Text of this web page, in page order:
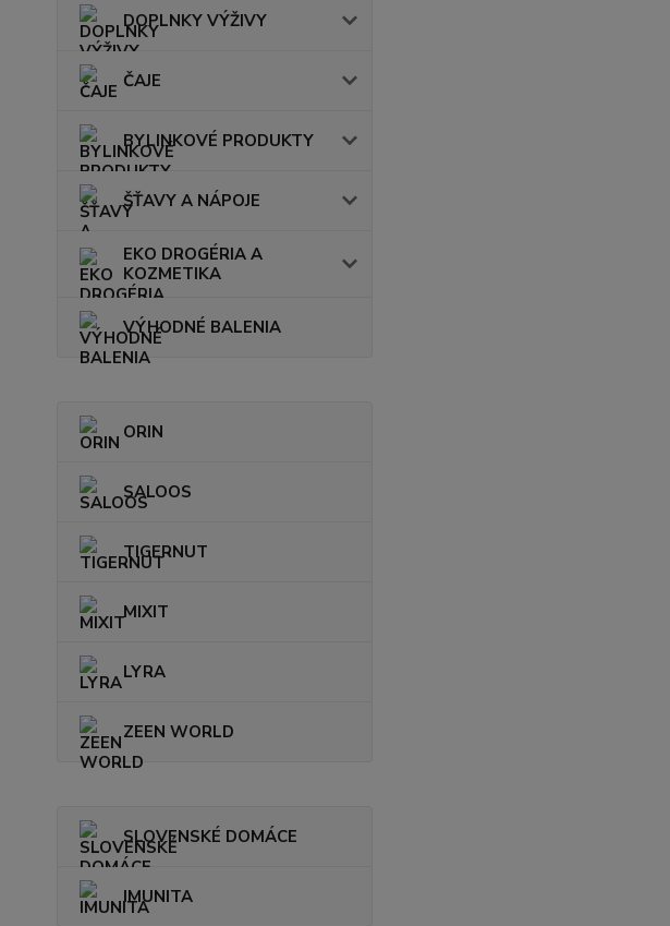
DOPLNKY VÝŽIVY
ČAJE
BYLINKOVÉ PRODUKTY
ŠŤAVY A NÁPOJE
EKO DROGÉRIA A
KOZMETIKA
VÝHODNÉ BALENIA
ORIN
SALOOS
TIGERNUT
MIXIT
LYRA
ZEEN WORLD
SLOVENSKÉ DOMÁCE
IMUNITA